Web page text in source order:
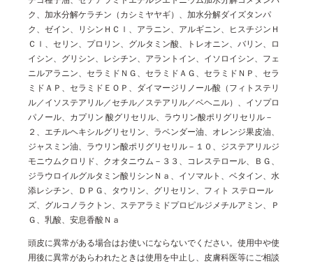
ク、加水分解ケラチン（カシミヤヤギ）、加水分解ダイズタンパ
ク、ゼイン、リシンＨＣｌ、アラニン、アルギニン、ヒスチジンＨ
Ｃｌ、セリン、プロリン、グルタミン酸、トレオニン、バリン、ロ
イシン、グリシン、レシチン、アラントイン、イソロイシン、フェ
ニルアラニン、セラミドＮＧ、セラミドＡＧ、セラミドＮＰ、セラ
ミドＡＰ、セラミドＥＯＰ、ダイマージリノール酸（フィトステリ
ル／イソステアリル／セチル／ステアリル／ベヘニル）、イソプロ
パノール、カプリン 酸グリセリル、ラウリン酸ポリグリセリル－
２、エチルヘキシルグリセリン、ラベンダー油、オレンジ果皮油、
ジャスミン油、ラウリン酸ポリグリセリル－１０、ジステアリルジ
モニウムクロリド、クオタニウム－３３、コレステロール、ＢＧ、
ジラウロイルグルタミン酸リシンＮａ、イソマルト、ベタイン、水
添レシチン、ＤＰＧ、タウリン、グリセリン、フィト ステロール
ズ、グルコノラクトン、ステアラミドプロピルジメチルアミン、Ｐ
Ｇ、乳酸、安息香酸Ｎａ
頭皮に異常がある場合はお使いにならないでください。使用中や使
用後に異常があらわれたときは使用を中止し、皮膚科医等にご相談